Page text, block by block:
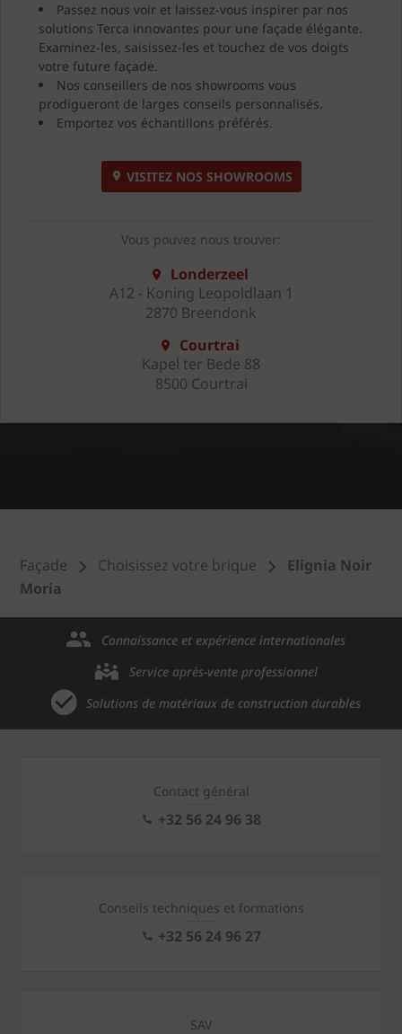
Passez nous voir et laissez-vous inspirer par nos
solutions Terca innovantes pour une façade élégante.
Examinez-les, saisissez-les et touchez de vos doigts
votre future façade.
Nos conseillers de nos showrooms vous
prodigueront de larges conseils personnalisés.
Emportez vos échantillons préférés.
VISITEZ NOS SHOWROOMS
Vous pouvez nous trouver:
Londerzeel
A12 - Koning Leopoldlaan 1
2870 Breendonk
Courtrai
Kapel ter Bede 88
8500 Courtrai
Façade Choisissez votre brique
Elignia Noir
Moria
Connaissance et expérience internationales
Service après-vente professionnel
Solutions de matériaux de construction durables
Contact général
+32 56 24 96 38
Conseils techniques et formations
+32 56 24 96 27
SAV